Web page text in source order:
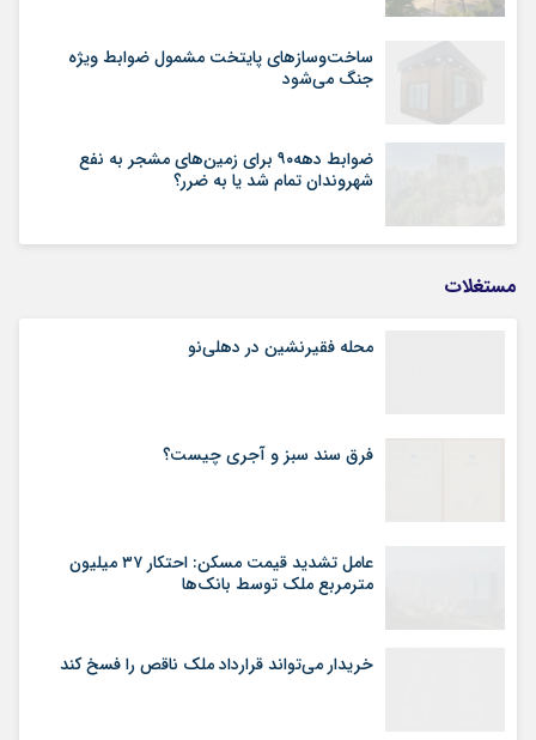
ساخت‌وسازهای پایتخت مشمول ضوابط ویژه
جنگ می‌شود
ضوابط دهه۹۰ برای زمین‌های مشجر به نفع
شهروندان تمام شد یا به ضرر؟
مستغلات
محله فقیرنشین در دهلی‏‌نو
فرق سند سبز و آجری چیست؟
عامل تشدید قیمت مسکن: احتکار ۳۷ میلیون
مترمربع ملک توسط بانک‌ها
خریدار می‌تواند قرارداد ملک ناقص را فسخ کند